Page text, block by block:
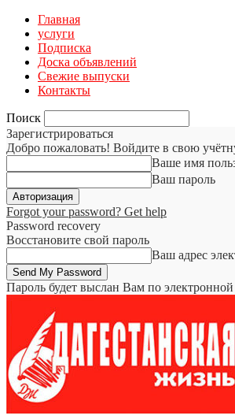
Главная
услуги
Подписка
Доска объявлений
Свежие выпуски
Контакты
Поиск
Зарегистрироваться
Добро пожаловать! Войдите в свою
Ваше имя
Ваш пароль
Forgot your password? Get help
Password recovery
Восстановите свой пароль
Ваш адрес
Пароль будет выслан Вам по электронной